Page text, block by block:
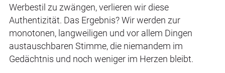
Werbestil zu zwängen, verlieren wir diese
Authentizität. Das Ergebnis? Wir werden zur
monotonen, langweiligen und vor allem Dingen
austauschbaren Stimme, die niemandem im
Gedächtnis und noch weniger im Herzen bleibt.